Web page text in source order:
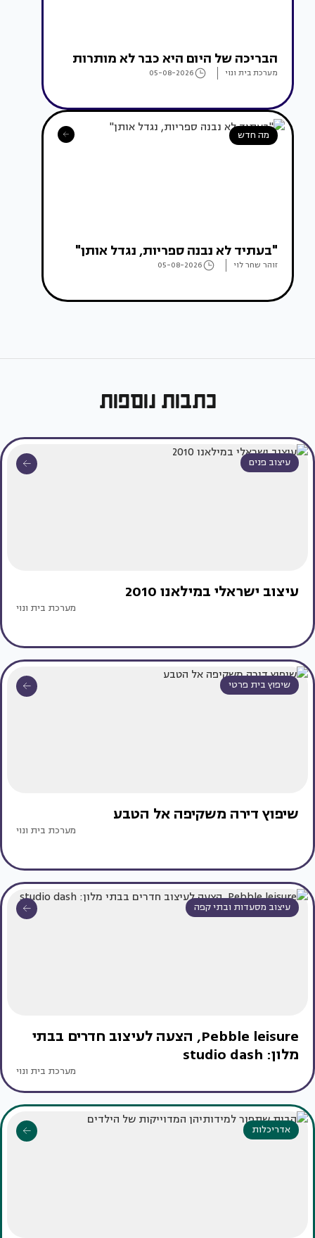
הבריכה של היום היא כבר לא מותרות
מערכת בית ונוי 05-08-2026
מה חדש
"בעתיד לא נבנה ספריות, נגדל אותן"
זוהר שחר לוי 05-08-2026
כתבות נוספות
עיצוב פנים
עיצוב ישראלי במילאנו 2010
מערכת בית ונוי
שיפוץ בית פרטי
שיפוץ דירה משקיפה אל הטבע
מערכת בית ונוי
עיצוב מסעדות ובתי קפה
Pebble leisure, הצעה לעיצוב חדרים בבתי
מלון: studio dash
מערכת בית ונוי
אדריכלות